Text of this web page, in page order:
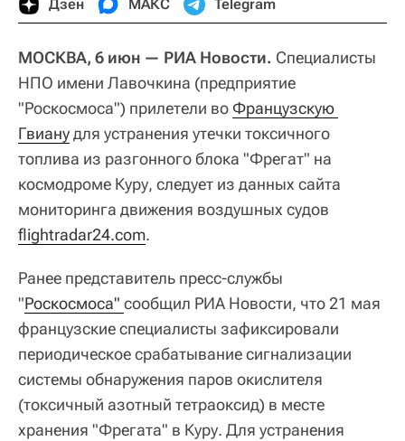
Дзен МАКС Telegram
МОСКВА, 6 июн — РИА Новости. Специалисты
НПО имени Лавочкина (предприятие
"Роскосмоса") прилетели во Французскую
Гвианудля устранения утечки токсичного
топлива из разгонного блока "Фрегат" на
космодроме Куру, следует из данных сайта
мониторинга движения воздушных судов
flightradar24.com.
Ранее представитель пресс-службы
"Роскосмоса" сообщил РИА Новости, что 21 мая
французские специалисты зафиксировали
периодическое срабатывание сигнализации
системы обнаружения паров окислителя
(токсичный азотный тетраоксид) в месте
хранения "Фрегата" в Куру. Для устранения